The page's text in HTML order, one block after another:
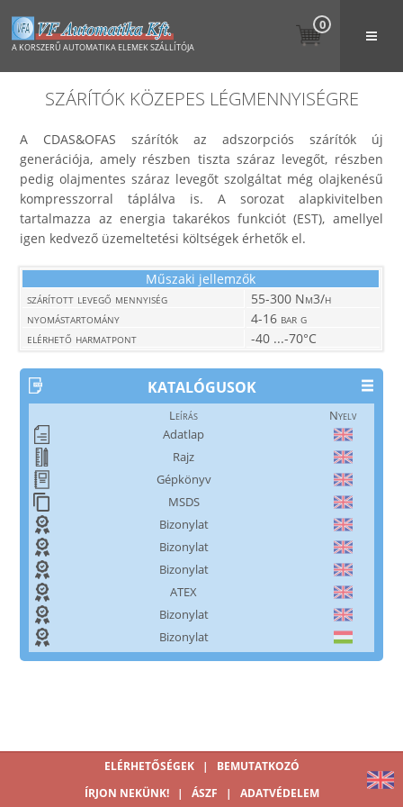
A KORSZERŰ AUTOMATIKA ELEMEK SZÁLLÍTÓJA
0
SZÁRÍTÓK KÖZEPES LÉGMENNYISÉGRE
A CDAS&OFAS szárítók az adszorpciós szárítók új
generációja, amely részben tiszta száraz levegőt, részben
pedig olajmentes száraz levegőt szolgáltat még olajkenésű
kompresszorral táplálva is. A sorozat alapkivitelben
tartalmazza az energia takarékos funkciót (EST), amellyel
igen kedvező üzemeltetési költségek érhetők el.
Műszaki jellemzők
szárított levegő mennyiség
55-300 Nm3/h
nyomástartomány
4-16 bar g
elérhető harmatpont
-40 ...-70°C
KATALÓGUSOK
Leírás
Nyelv
Adatlap
Rajz
Gépkönyv
MSDS
Bizonylat
Bizonylat
Bizonylat
ATEX
Bizonylat
Bizonylat
ELÉRHETŐSÉGEK |
BEMUTATKOZÓ
ÍRJON NEKÜNK!
| ÁSZF | ADATVÉDELEM